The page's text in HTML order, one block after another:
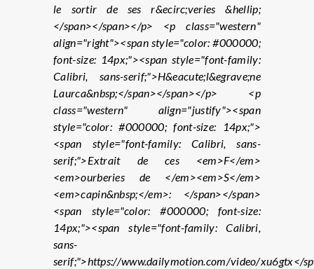
le sortir de ses r&ecirc;veries &hellip;
</span></span></p> <p class="western"
align="right"><span style="color: #000000;
font-size: 14px;"><span style="font-family:
Calibri, sans-serif;">H&eacute;l&egrave;ne
Laurca&nbsp;</span></span></p> <p
class="western" align="justify"><span
style="color: #000000; font-size: 14px;">
<span style="font-family: Calibri, sans-
serif;">Extrait de ces <em>F</em>
<em>ourberies de </em><em>S</em>
<em>capin&nbsp;</em>: </span></span>
<span style="color: #000000; font-size:
14px;"><span style="font-family: Calibri,
sans-
serif;">https://www.dailymotion.com/video/xu6gtx</